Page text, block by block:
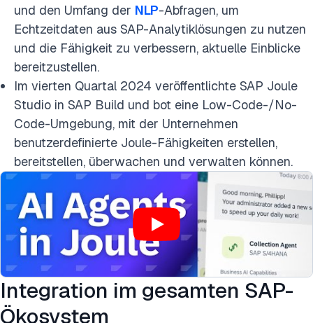
und den Umfang der NLP-Abfragen, um
Echtzeitdaten aus SAP-Analytiklösungen zu nutzen
und die Fähigkeit zu verbessern, aktuelle Einblicke
bereitzustellen.
Im vierten Quartal 2024 veröffentlichte SAP Joule
Studio in SAP Build und bot eine Low-Code-/No-
Code-Umgebung, mit der Unternehmen
benutzerdefinierte Joule-Fähigkeiten erstellen,
bereitstellen, überwachen und verwalten können.
Integration im gesamten SAP-
Ökosystem